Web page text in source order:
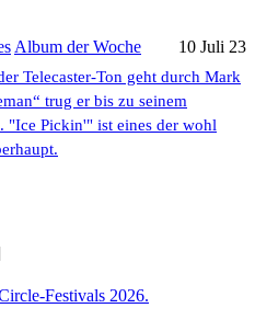
Album der Woche 10 Juli 23
Telecaster-Ton geht durch Mark
trug er bis zu seinem
"Ice Pickin'" ist eines der wohl